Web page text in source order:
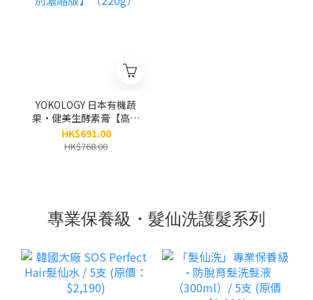
YOKOLOGY 日本有機蔬
果•健美生酵素膏【高級
別濃縮版】（220g）
HK$691.00
HK$768.00
專業保養級・髮仙洗護髮系列